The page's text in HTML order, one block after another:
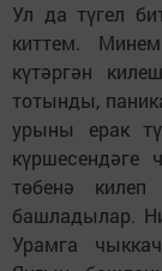
Ул да түгел
киттем.
күтәргән
тотынды,
урыны ерак
төбенә
башладылар.
Урамга